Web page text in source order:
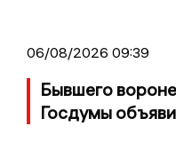
06/08/2026 09:39
Бывшего
Госдумы